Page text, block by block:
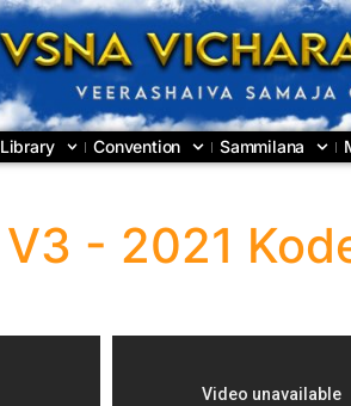
Library Convention Sammilana
V3 - 2021